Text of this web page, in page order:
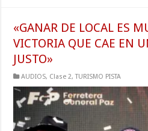
«GANAR DE LOCAL ES
VICTORIA QUE CAE EN
JUSTO»
AUDIOS, Clase 2,TURISMO PISTA